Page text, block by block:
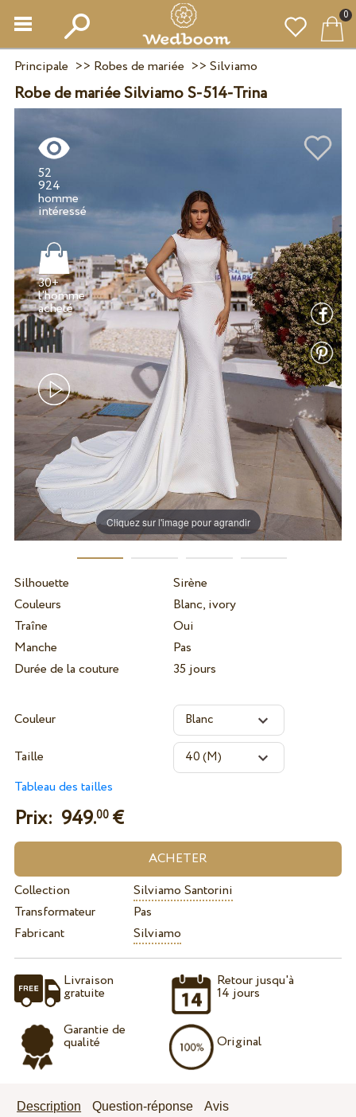
0
Principale >> Robes de mariée >> Silviamo
Robe de mariée Silviamo S-514-Trina
Cliquez sur l'image pour agrandir
52
924
homme
intéressé
30+
l'homme
acheté
Silhouette
Sirène
Couleurs
Blanc, ivory
Traîne
Oui
Manche
Pas
Durée de la couture
35 jours
Couleur
Taille
Tableau des tailles
Prix: 949.00€
Collection
Silviamo Santorini
Transformateur
Pas
Fabricant
Silviamo
Livraison
gratuite
Garantie de
qualité
Retour jusqu'à
14 jours
Original
Description Question-réponse Avis